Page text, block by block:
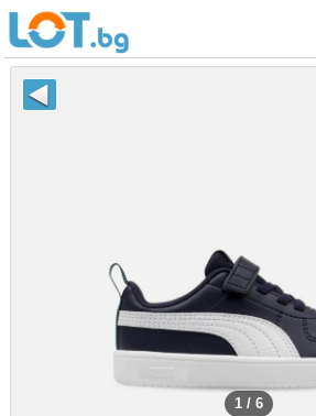
1 / 6